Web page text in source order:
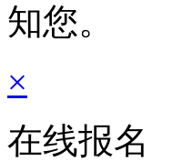
知您。
×
在线报名